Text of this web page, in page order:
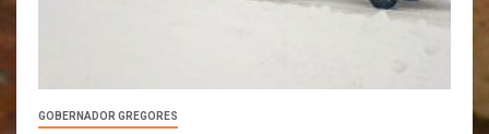
GOBERNADOR GREGORES